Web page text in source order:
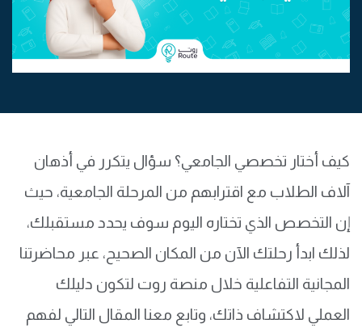
كيف أختار تخصصي الجامعي؟ سؤال يتكرر في أذهان
آلاف الطلاب مع اقترابهم من المرحلة الجامعية، حيث
إن التخصص الذي تختاره اليوم سوف يحدد مستقبلك،
لذلك ابدأ رحلتك الآن من المكان الصحيح، عبر محاضرتنا
المجانية التفاعلية خلال منصة روت لتكون دليلك
العملي لاكتشاف ذاتك، وتابع معنا المقال التالي لفهم